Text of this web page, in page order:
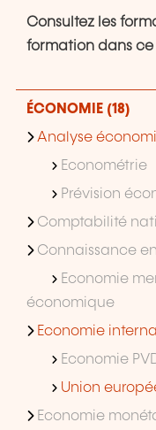
Consultez les
formation dans
ÉCONOMIE (18)
Analyse
Econométrie
Prévision
Comptabilité
Connaissance
Economie
économique
Economie
Economie
Union
Economie